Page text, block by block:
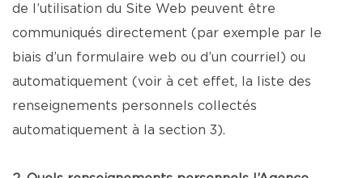
de l’utilisation du Site Web peuvent être
communiqués directement (par exemple par le
biais d’un formulaire web ou d’un courriel) ou
automatiquement (voir à cet effet, la liste des
renseignements personnels collectés
automatiquement à la section 3).